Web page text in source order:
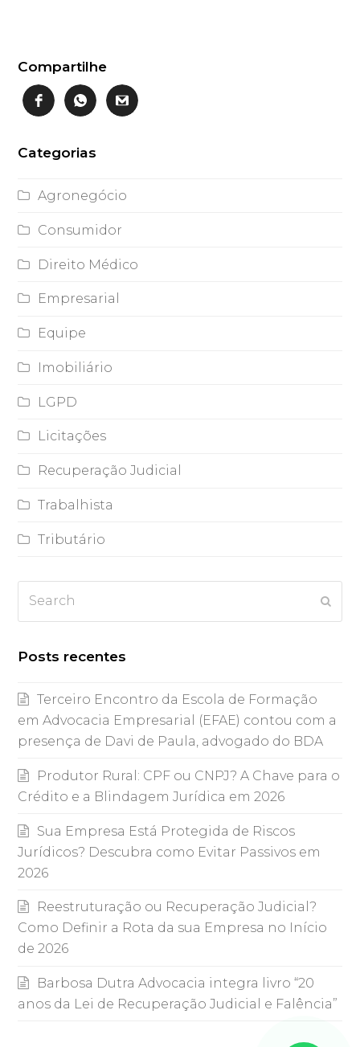
Compartilhe
Categorias
Agronegócio
Consumidor
Direito Médico
Empresarial
Equipe
Imobiliário
LGPD
Licitações
Recuperação Judicial
Trabalhista
Tributário
Posts recentes
Terceiro Encontro da Escola de Formação
em Advocacia Empresarial (EFAE) contou com a
presença de Davi de Paula, advogado do BDA
Produtor Rural: CPF ou CNPJ? A Chave para o
Crédito e a Blindagem Jurídica em 2026
Sua Empresa Está Protegida de Riscos
Jurídicos? Descubra como Evitar Passivos em
2026
Reestruturação ou Recuperação Judicial?
Como Definir a Rota da sua Empresa no Início
de 2026
Barbosa Dutra Advocacia integra livro “20
anos da Lei de Recuperação Judicial e Falência”